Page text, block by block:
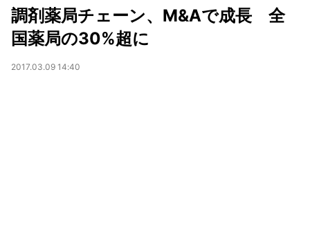
調剤薬局チェーン、M&Aで成長 全
国薬局の30%超に
2017.03.09 14:40